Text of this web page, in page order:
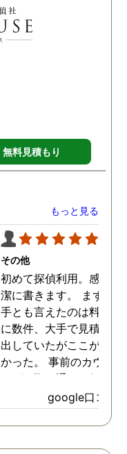
す。
無料見積もり
もっと見る
その他
初めて探偵利用。感想を
潔に書きます。 まず、
手とも言えたのは料金。
に数件、大手で見積もり
出していたがここが一番
かった。 事前のカウン
ングの際の通りの価格で
途中での追加料金なども
く安心してお任せできた
由のひとつ。 かと言っ
google口コミ